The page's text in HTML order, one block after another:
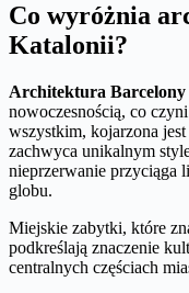
Co wyróżnia
Katalonii?
Architektura Barcelony
nowoczesnością, co
wszystkim, kojarzona jest
zachwyca unikalnym
nieprzerwanie przyciąga
globu.
Miejskie zabytki, które
podkreślają znaczenie
centralnych częściach